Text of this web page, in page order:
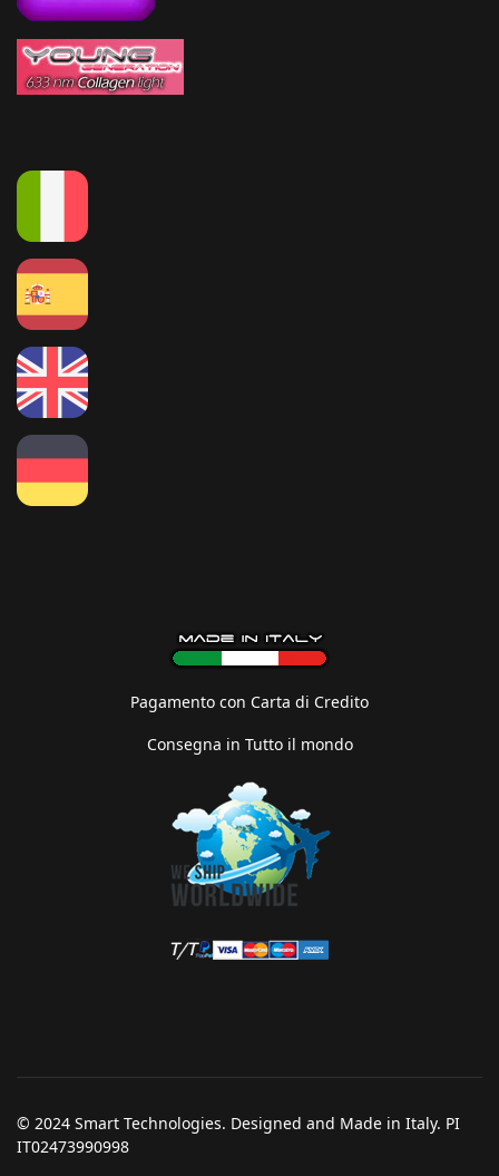
Pagamento con Carta di Credito
Consegna in Tutto il mondo
© 2024 Smart Technologies. Designed and Made in Italy. PI
IT02473990998